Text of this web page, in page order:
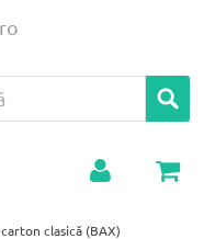
clasică (BAX)